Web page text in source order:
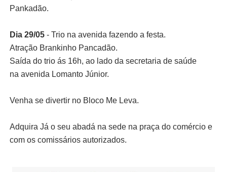
Pankadão.
Dia 29/05- Trio na avenida fazendo a festa.
Atração Brankinho Pancadão.
Saída do trio ás 16h, ao lado da secretaria de saúde
na avenida Lomanto Júnior.
Venha se divertir no Bloco Me Leva.
Adquira Já o seu abadá na sede na praça do comércio e
com os comissários autorizados.